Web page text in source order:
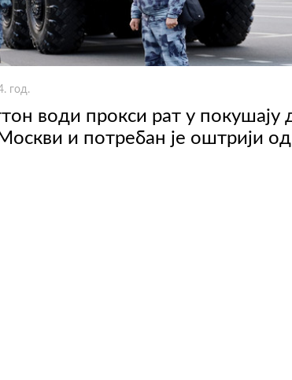
год.
води прокси рат у покушају
и потребан је оштрији